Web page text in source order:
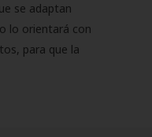
se adaptan
lo orientará con
para que la